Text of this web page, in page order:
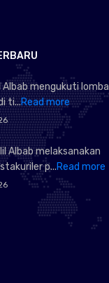
Albab mengukuti lomba
ti...Read more
Albab melaksanakan
p...Read more